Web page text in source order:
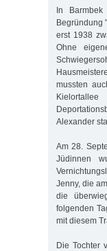
In
Begründung
erst 1938
Ohne
mussten
Alexander
Am 28.
Jüdinnen
Jenny, die
die
folgenden
mit diesem
Die Tochter